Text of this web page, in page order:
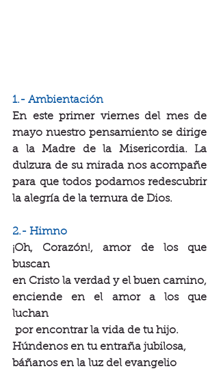
1.- Ambientación
En este primer viernes del mes de
mayo nuestro pensamiento se dirige
a la Madre de la Misericordia. La
dulzura de su mirada nos acompañe
para que todos podamos redescubrir
la alegría de la ternura de Dios.
2.- Himno
¡Oh, Corazón!, amor de los que
buscan
en Cristo la verdad y el buen camino,
enciende en el amor a los que
luchan
por encontrar la vida de tu hijo.
Húndenos en tu entraña jubilosa,
báñanos en la luz del evangelio